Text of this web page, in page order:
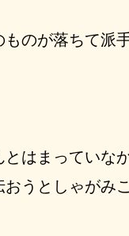
のが落ちて派手
はまっていな
うとしゃがみこ